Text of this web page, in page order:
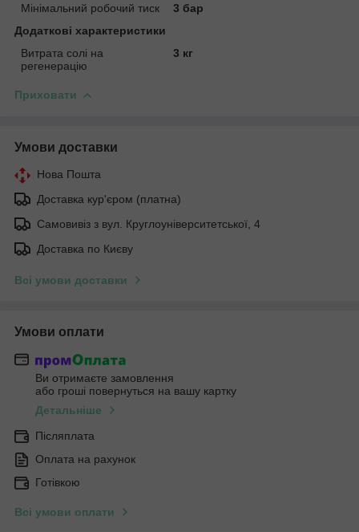
Мінімальний робочий тиск
3 бар
Додаткові характеристики
Витрата солі на
регенерацію
3 кг
Приховати
Умови доставки
Нова Пошта
Доставка кур'єром (платна)
Самовивіз з вул. Круглоуніверситетської, 4
Доставка по Києву
Всі умови доставки
Умови оплати
Ви отримаєте замовлення
або гроші повернуться на вашу картку
Детальніше
Післяплата
Оплата на рахунок
Готівкою
Всі умови оплати